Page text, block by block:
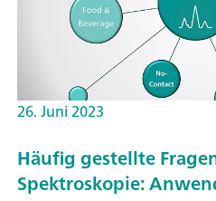
26. Juni 2023
Häufig gestellte
Spektroskopie: